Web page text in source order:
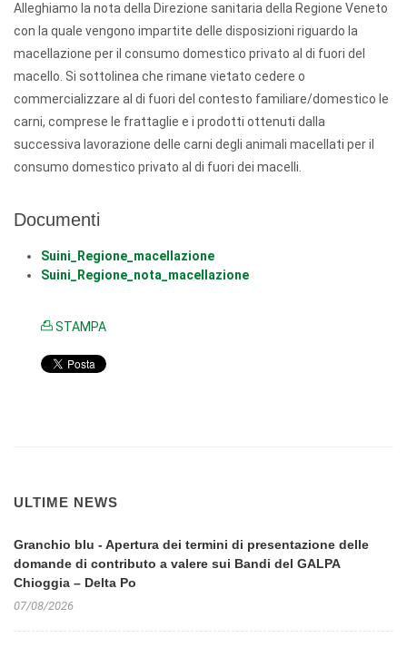
Alleghiamo la nota della Direzione sanitaria della Regione Veneto
con la quale vengono impartite delle disposizioni riguardo la
macellazione per il consumo domestico privato al di fuori del
macello. Si sottolinea che rimane vietato cedere o
commercializzare al di fuori del contesto familiare/domestico le
carni, comprese le frattaglie e i prodotti ottenuti dalla
successiva lavorazione delle carni degli animali macellati per il
consumo domestico privato al di fuori dei macelli.
Documenti
Suini_Regione_macellazione
Suini_Regione_nota_macellazione
STAMPA
ULTIME NEWS
Granchio blu - Apertura dei termini di presentazione delle
domande di contributo a valere sui Bandi del GALPA
Chioggia – Delta Po
07/08/2026